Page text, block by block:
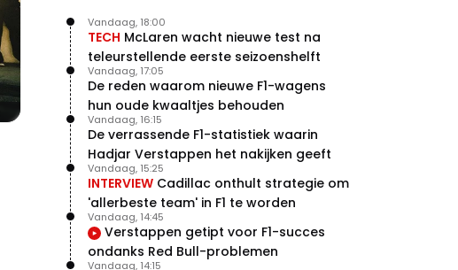
TECH McLaren wacht nieuwe test na
teleurstellende eerste seizoenshelft
Vandaag, 18:00
De reden waarom nieuwe F1-wagens
hun oude kwaaltjes behouden
Vandaag, 17:05
De verrassende F1-statistiek waarin
Hadjar Verstappen het nakijken geeft
Vandaag, 16:15
INTERVIEW Cadillac onthult strategie om
'allerbeste team' in F1 te worden
Vandaag, 15:25
Verstappen getipt voor F1-succes
ondanks Red Bull-problemen
Vandaag, 14:45
Vandaag, 14:15